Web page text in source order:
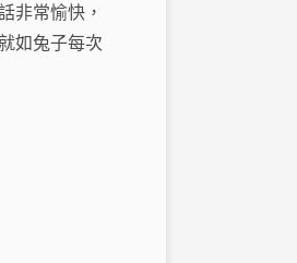
非常愉快，
如兔子每次